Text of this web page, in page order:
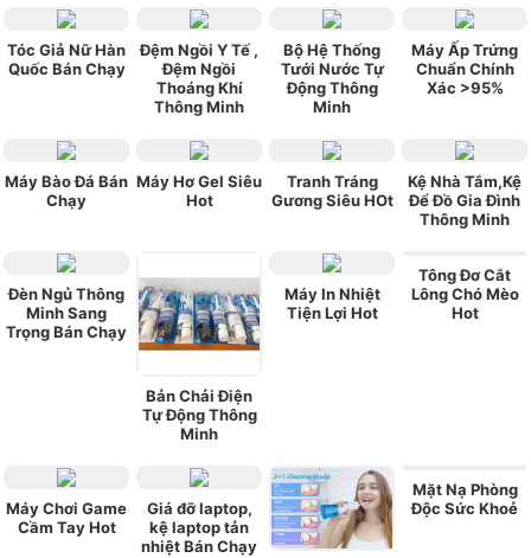
Tóc Giả Nữ Hàn
Quốc Bán Chạy
Đệm Ngồi Y Tế ,
Đệm Ngồi
Thoáng Khí
Thông Minh
Bộ Hệ Thống
Tưới Nước Tự
Động Thông
Minh
Máy Ấp Trứng
Chuẩn Chính
Xác >95%
Máy Bào Đá Bán
Chạy
Máy Hơ Gel Siêu
Hot
Tranh Tráng
Gương Siêu HOt
Kệ Nhà Tắm,Kệ
Để Đồ Gia Đình
Thông Minh
Đèn Ngủ Thông
Minh Sang
Trọng Bán Chạy
Bản Chải Điện
Tự Động Thông
Minh
Máy In Nhiệt
Tiện Lợi Hot
Tông Đơ Cắt
Lông Chó Mèo
Hot
Máy Chơi Game
Cầm Tay Hot
Giá đỡ laptop,
kệ laptop tản
nhiệt Bán Chạy
Mặt Nạ Phòng
Độc Sức Khoẻ